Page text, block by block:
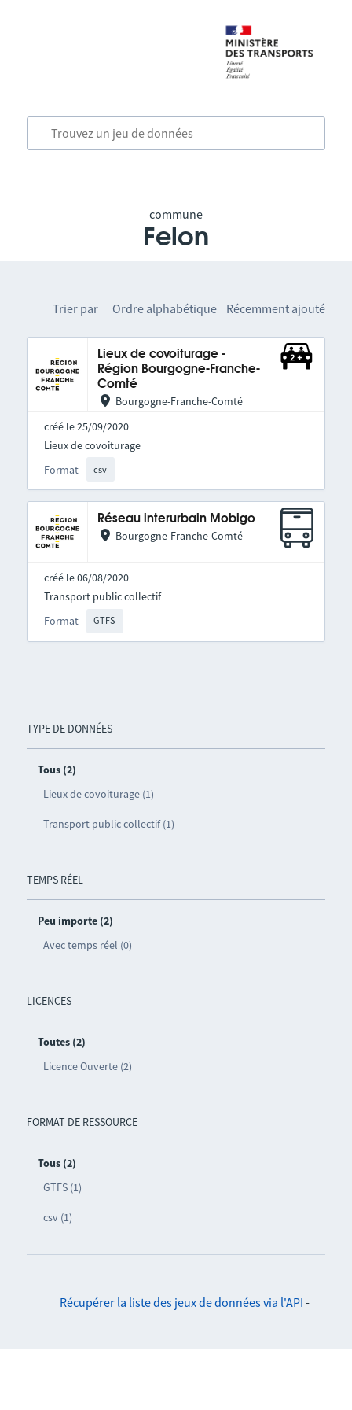
commune
Felon
TYPE DE DONNÉES
Tous (2)
Lieux de covoiturage (1)
Transport public collectif (1)
TEMPS RÉEL
Peu importe (2)
Avec temps réel (0)
LICENCES
Toutes (2)
Licence Ouverte (2)
FORMAT DE RESSOURCE
Tous (2)
GTFS (1)
csv (1)
Trier par Ordre alphabétique Récemment ajouté
Lieux de covoiturage -
Région Bourgogne-Franche-
Comté
Bourgogne-Franche-Comté
créé le 25/09/2020
Format csv
Lieux de covoiturage
Réseau interurbain Mobigo
Bourgogne-Franche-Comté
créé le 06/08/2020
Format GTFS
Transport public collectif
Récupérer la liste des jeux de données via l'API -